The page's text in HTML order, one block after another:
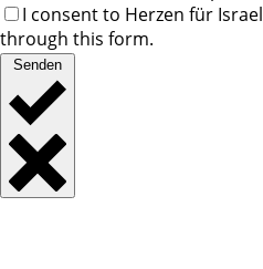
I consent to Herzen für
through this form.
Senden